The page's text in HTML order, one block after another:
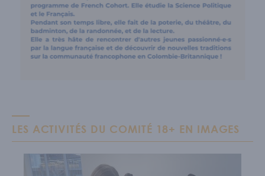
LES ACTIVITÉS DU COMITÉ 18+ EN IMAGES